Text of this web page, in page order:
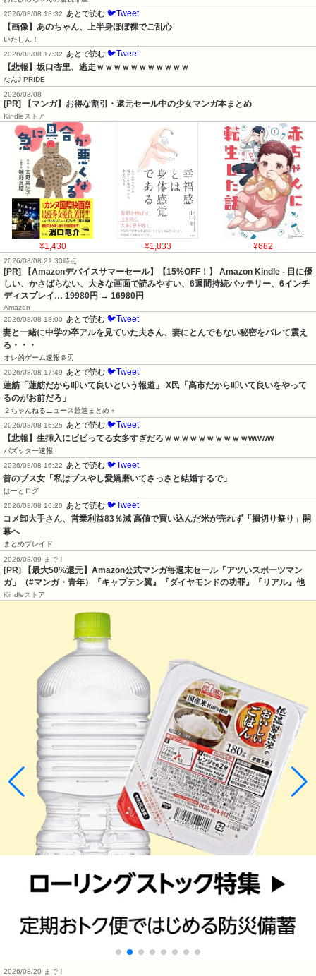
2026/08/08 18:32
あとで読む 🐦Tweet
【画像】あのちゃん、上半身ほぼ裸でご乱心
いたしん！
2026/08/08 17:32
あとで読む 🐦Tweet
【悲報】坂口杏里、逃走ｗｗｗｗｗｗｗｗｗｗｗ
なんJ PRIDE
2026/08/08
[PR] 【マンガ】お得な割引・還元セール中の少女マンガ本まとめ
Kindleストア
¥1,430 ¥1,833 ¥682
2026/08/08 21:30時点
[PR] 【Amazonデバイスサマーセール】【15%OFF！】 Amazon Kindle - 目に優
しい、かさばらない、大きな画面で読みやすい、6週間持続バッテリー、6インチ
ディスプレイ… 19980円 → 16980円
Amazon
2026/08/08 18:00
あとで読む 🐦Tweet
妻と一緒に中学の卒アルを見ていた夫さん、妻にとんでもない秘密をバレて震え
る・・・
オレ的ゲーム速報＠刃
2026/08/08 17:49
あとで読む 🐦Tweet
蓮舫「蓮舫だから叩いて良いという報道」 X民「高市だから叩いて良いをやって
るのがお前だろ」
２ちゃんねるニュース超速まとめ＋
2026/08/08 16:25
あとで読む 🐦Tweet
【悲報】生挿入にビビってる女多すぎだろｗｗｗｗｗｗｗｗｗｗwwww
バズッター速報
2026/08/08 16:22
あとで読む 🐦Tweet
昔のブス女「私はブスやし愛嬌磨いてさっさと結婚するで」
はーとログ
2026/08/08 16:20
あとで読む 🐦Tweet
コメ卸大手さん、営業利益83％減 高値で買い込んだ米が売れず「損切り祭り」開
幕へ
まとめブレイド
2026/08/09 まで！
[PR]
【最大50%還元】Amazon公式マンガ毎週末セール「アツいスポーツマン
ガ」（#マンガ・青年）『キャプテン翼』『ダイヤモンドの功罪』『リアル』他
Kindleストア
2026/08/20 まで！